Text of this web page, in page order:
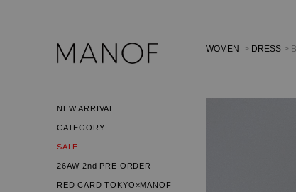
NEW ARRIVAL
CATEGORY
SALE
26AW 2nd PRE ORDER
RED CARD TOKYO×MANOF
WOMEN > DRESS >